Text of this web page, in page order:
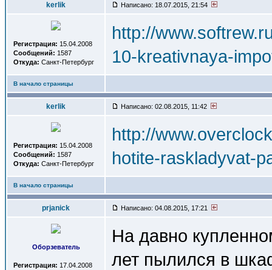
kerlik Написано: 18.07.2015, 21:54
Регистрация: 15.04.2008
Сообщений: 1587
Откуда: Санкт-Петербург
http://
10-kreativnaya-
В начало страницы
kerlik Написано: 02.08.2015, 11:42
Регистрация: 15.04.2008
Сообщений: 1587
Откуда: Санкт-Петербург
http://
hotite-raskladyvat-
В начало страницы
prjanick Написано: 04.08.2015, 17:21
Оборзеватель
Регистрация: 17.04.2008
На давно
лет пылился в